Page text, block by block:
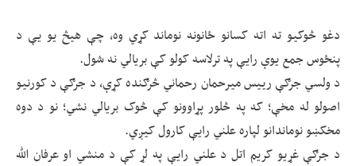
دغو څوکیو ته اته کسانو ځانونه نوماند کړي وه، چې هیڅ یو یې د
پنځوس جمع یوې رایې په ترلاسه کولو کې بریالي نه شول.
د ولسي جرګې رييس میرحمان رحماني څرګنده کړې، د جرګې د کورنیو
اصولو له مخې؛ که په څلور پړاوونو کې څوک بریالي نشي؛ نو د دوه
مخکښو نوماندانو لپاره علني رایې کارول کیږي.
د جرګې غړیو کریم اتل د علني رایې په لړ کې د منشي او عرفان الله